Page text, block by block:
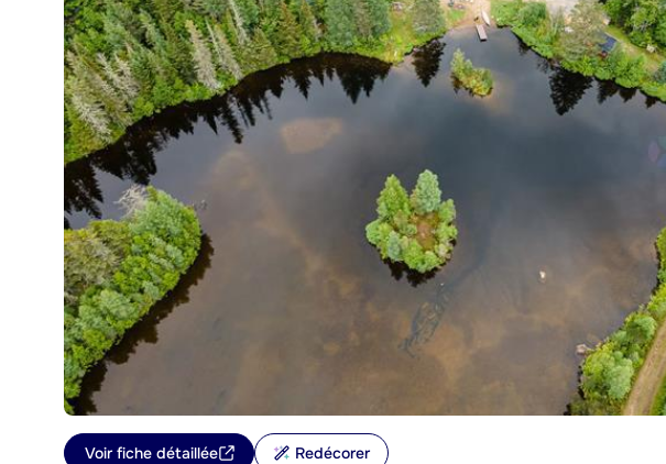
Voir fiche détaillée Redécorer